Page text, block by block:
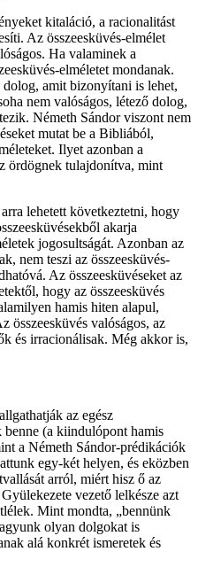
kitaláció, a racionalitást
Az összeesküvés-elmélet
Ha valaminek a
elméletet mondanak.
dolog, amit bizonyítani is lehet,
nem valóságos, létező dolog,
Németh Sándor viszont nem
mutat be a Bibliából,
Ilyet azonban a
ördögnek tulajdonítva, mint
lehetett következtetni, hogy
akarja
jogosultságát. Azonban az
nem teszi az összeesküvés-
Az összeesküvéseket az
hogy az összeesküvés
hamis hiten alapul,
összeesküvés valóságos, az
és irracionálisak. Még akkor is,
az egész
benne (a kiindulópont hamis
a Németh Sándor-prédikációk
egy-két helyen, és eközben
arról, miért hisz ő az
vezető lelkésze azt
Mint mondta, „bennünk
olyan dolgokat is
alá konkrét ismeretek és